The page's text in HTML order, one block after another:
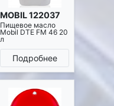
MOBIL 122037
Пищевое масло
Mobil DTE FM 46 20
л
Подробнее